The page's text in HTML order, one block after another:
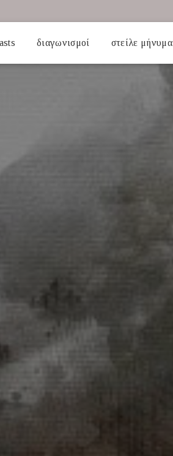
διαγωνισμοί στείλε μήνυμα